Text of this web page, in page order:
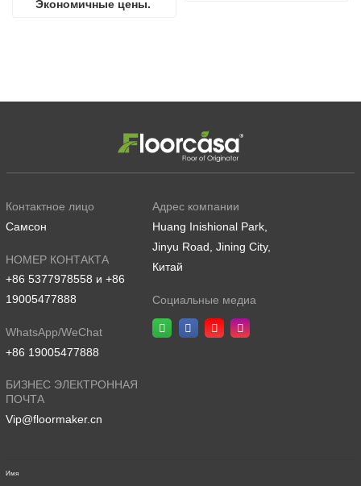
Экономичные цены.
Контактное лицо
Самсон
НОМЕР КОНТАКТА
+86 5377978558 и +86
19005477888
WhatsApp/WeChat
+86 19005477888
БИЗНЕС ЭЛЕКТРОННАЯ
ПОЧТА
Vip@floormaker.cn
Адрес компании
Huang Inishional Park,
Jinyu Road, Jining City,
Китай
Социальные медиа